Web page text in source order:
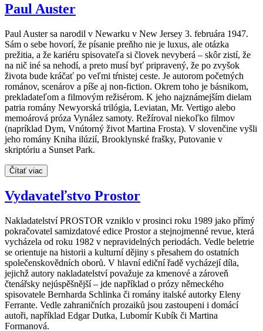
Paul Auster
Paul Auster sa narodil v Newarku v New Jersey 3. februára 1947.
Sám o sebe hovorí, že písanie preňho nie je luxus, ale otázka
prežitia, a že kariéru spisovateľa si človek nevyberá – skôr zistí, že
na nič iné sa nehodí, a preto musí byť pripravený, že po zvyšok
života bude kráčať po veľmi tŕnistej ceste. Je autorom početných
románov, scenárov a píše aj non-fiction. Okrem toho je básnikom,
prekladateľom a filmovým režisérom. K jeho najznámejším dielam
patria romány Newyorská trilógia, Leviatan, Mr. Vertigo alebo
memoárová próza Vynález samoty. Režíroval niekoľko filmov
(napríklad Dym, Vnútorný život Martina Frosta). V slovenčine vyšli
jeho romány Kniha ilúzií, Brooklynské frašky, Putovanie v
skriptóriu a Sunset Park.
Čítať viac
Vydavateľstvo Prostor
Nakladatelství PROSTOR vzniklo v prosinci roku 1989 jako přímý
pokračovatel samizdatové edice Prostor a stejnojmenné revue, která
vycházela od roku 1982 v nepravidelných periodách. Vedle beletrie
se orientuje na historii a kulturní dějiny s přesahem do ostatních
společenskovědních oborů. V hlavní ediční řadě vycházejí díla,
jejichž autory nakladatelství považuje za kmenové a zároveň
čtenářsky nejúspěšnější – jde například o prózy německého
spisovatele Bernharda Schlinka či romány italské autorky Eleny
Ferrante. Vedle zahraničních prozaiků jsou zastoupeni i domácí
autoři, například Edgar Dutka, Lubomír Kubík či Martina
Formanová.